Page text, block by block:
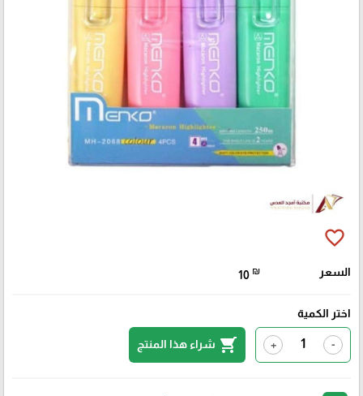
favorite_border
السعر 10 ₪
اختر الكمية
-
+
shopping_cart شراء هذا المنتج